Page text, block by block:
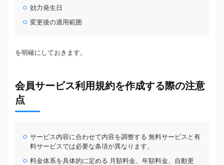
効力発生日
変更後の適用範囲
を明確にしておきます。
会員サービス利用規約を作成する際の注意
点
サービス内容に合わせて内容を調整する 無料サービスと有
料サービスでは必要な条項が異なります。
料金体系を具体的に定める 月額料金、年額料金、自動更